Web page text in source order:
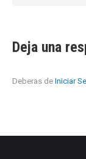
Deja una
Deberas de Iniciar